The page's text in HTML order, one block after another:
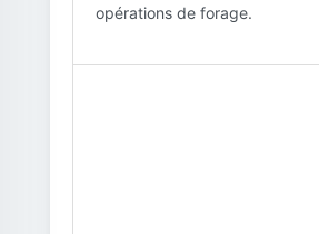
opérations de forage.